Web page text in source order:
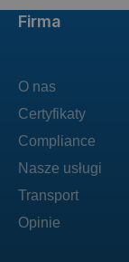
Firma
O nas
Certyfikaty
Compliance
Nasze usługi
Transport
Opinie